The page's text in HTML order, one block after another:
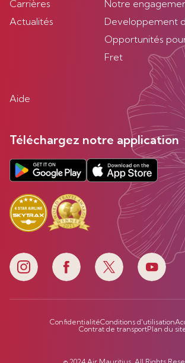
Carrières
Actualités
Notre
Developpement
Opportunités
Fret
Aide
Téléchargez notre application
ConfidentialitéConditions d'utilisation
Contrat de transportPlan du